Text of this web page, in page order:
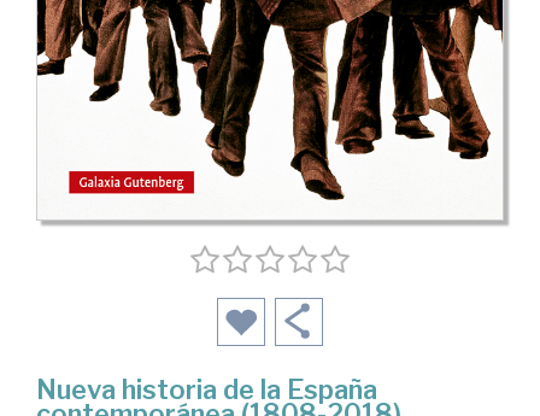
Nueva historia de la España